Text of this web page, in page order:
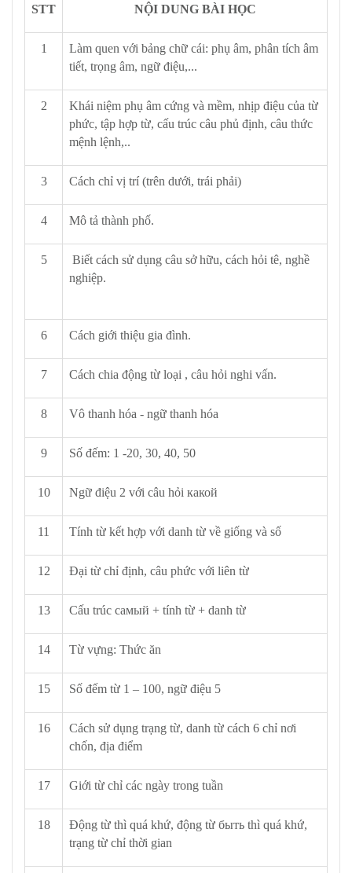
STT NỘI DUNG BÀI HỌC
1
Làm quen với bảng chữ cái: phụ âm, phân tích âm
tiết, trọng âm, ngữ điệu,...
2
Khái niệm phụ âm cứng và mềm, nhịp điệu của từ
phức, tập hợp từ, cấu trúc câu phủ định, câu thức
mệnh lệnh,..
3 Cách chỉ vị trí (trên dưới, trái phải)
4 Mô tả thành phố.
5
Biết cách sử dụng câu sở hữu, cách hỏi tê, nghề
nghiệp.
6 Cách giới thiệu gia đình.
7 Cách chia động từ loại , câu hỏi nghi vấn.
8 Vô thanh hóa - ngữ thanh hóa
9 Số đếm: 1 -20, 30, 40, 50
10 Ngữ điệu 2 với câu hỏi какой
11 Tính từ kết hợp với danh từ về giống và số
12 Đại từ chỉ định​, câu phức với liên từ
13 Cấu trúc самый + tính từ + danh từ
14 Từ vựng: Thức ăn
15 Số đếm từ 1 – 100, ngữ điệu 5
16
Cách sử dụng trạng từ, danh từ cách 6 chỉ nơi
chốn, địa điểm
17 Giới từ chỉ các ngày trong tuần
18
Động từ thì quá khứ, động từ быть thì quá khứ,
trạng từ chỉ thời gian